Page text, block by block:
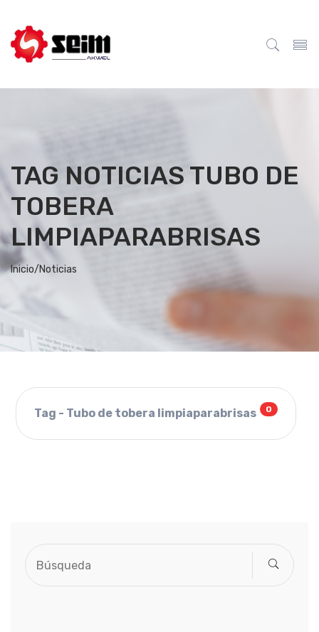
TAG NOTICIAS TUBO DE
TOBERA
LIMPIAPARABRISAS
Inicio/Noticias
Tag - Tubo de tobera limpiaparabrisas 0